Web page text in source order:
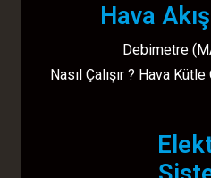
Hava
Debimetre
Nasıl Çalışır ? Hava